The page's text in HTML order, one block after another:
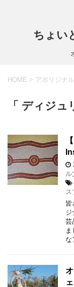
ちょい
HOME > アボリジナ
「 ディジ
ル
ス
皆
ジ
芸
な